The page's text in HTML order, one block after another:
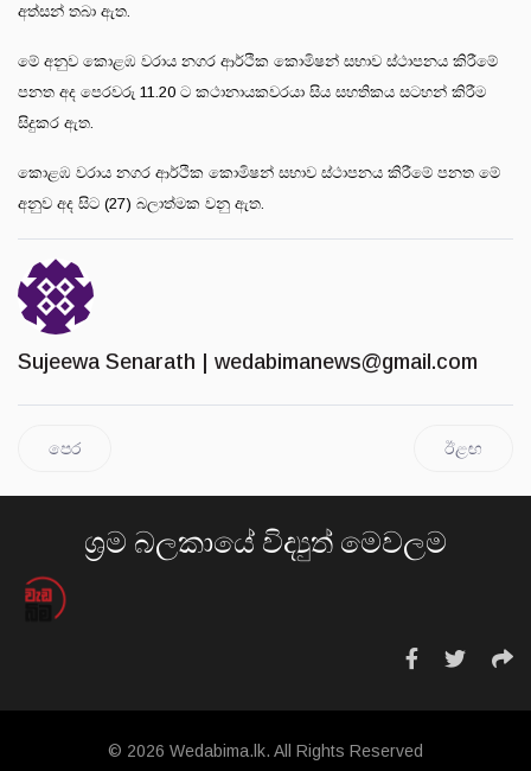
අත්සන් තබා ඇත.
මේ අනුව කොළඹ වරාය නගර ආර්ථික කොමිෂන් සභාව ස්ථාපනය කිරීමේ
පනත අද පෙරවරු 11.20 ට කථානායකවරයා සිය සහතිකය සටහන් කිරීම
සිදුකර ඇත.
කොළඹ වරාය නගර ආර්ථික කොමිෂන් සභාව ස්ථාපනය කිරීමේ පනත මේ
අනුව අද සිට (27) බලාත්මක වනු ඇත.
Sujeewa Senarath | wedabimanews@gmail.com
පෙර ඊළඟ
ශ්‍රම බලකායේ විද්‍යුත් මෙවලම
© 2026 Wedabima.lk. All Rights Reserved